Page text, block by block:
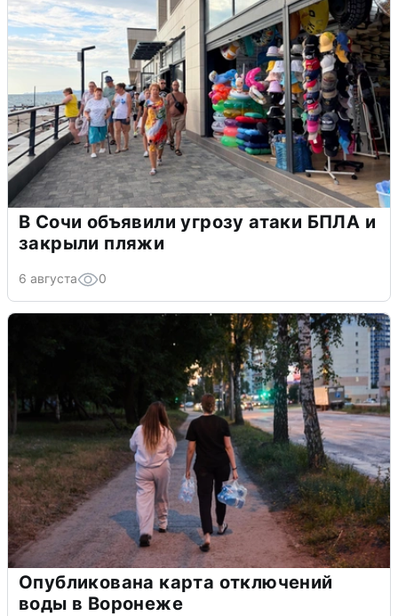
В Сочи объявили угрозу атаки БПЛА и
закрыли пляжи
6 августа 0
Опубликована карта отключений
воды в Воронеже